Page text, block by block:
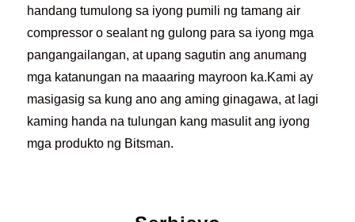
handang tumulong sa iyong pumili ng tamang air
compressor o sealant ng gulong para sa iyong mga
pangangailangan, at upang sagutin ang anumang
mga katanungan na maaaring mayroon ka.Kami ay
masigasig sa kung ano ang aming ginagawa, at lagi
kaming handa na tulungan kang masulit ang iyong
mga produkto ng Bitsman.